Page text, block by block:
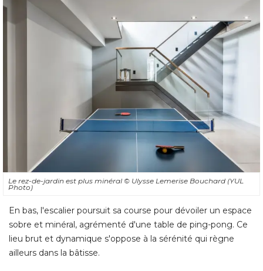
Le rez-de-jardin est plus minéral © Ulysse Lemerise Bouchard (YUL
Photo)
En bas, l'escalier poursuit sa course pour dévoiler un espace
sobre et minéral, agrémenté d'une table de ping-pong. Ce
lieu brut et dynamique s'oppose à la sérénité qui règne
ailleurs dans la bâtisse.